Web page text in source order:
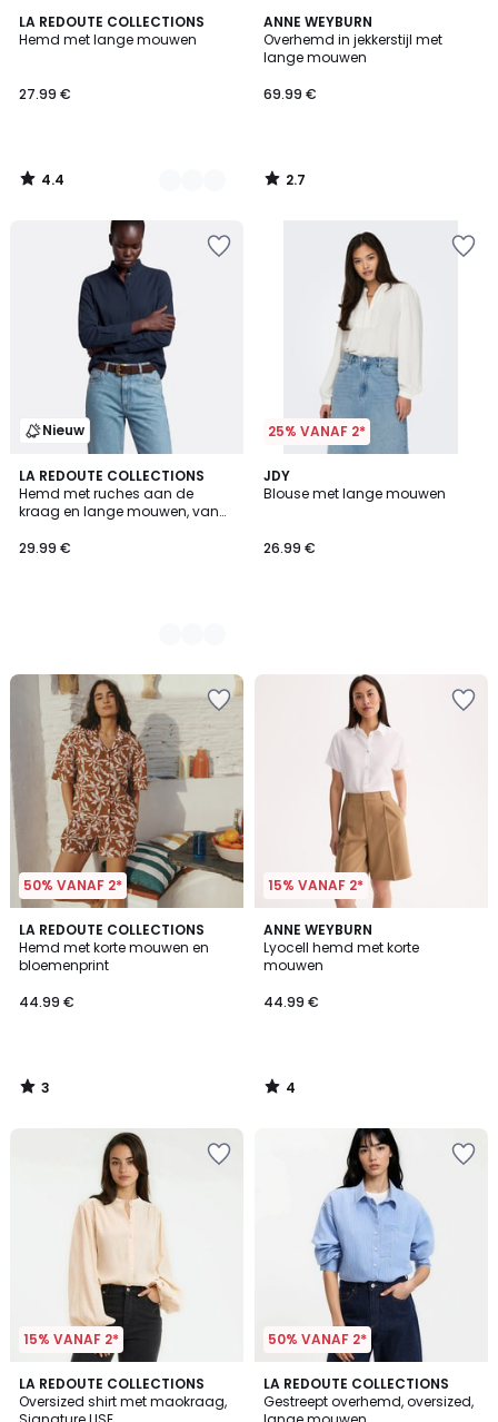
LA REDOUTE COLLECTIONS
Hemd met lange mouwen
27.99 €
4.4
/ 5
4
Kleuren
4.4
/
ANNE WEYBURN
Overhemd in jekkerstijl met
lange mouwen
69.99 €
2.7
/ 5
2.7
/
Nieuw
LA REDOUTE COLLECTIONS
Hemd met ruches aan de
kraag en lange mouwen, van
29.99 €
3
Kleuren
25% VANAF 2*
JDY
Blouse met lange mouwen
26.99 €
50% VANAF 2*
LA REDOUTE COLLECTIONS
Hemd met korte mouwen en
bloemenprint
44.99 €
3
/
5
3
/
15% VANAF 2*
ANNE WEYBURN
Lyocell hemd met korte
mouwen
44.99 €
4
/
5
4
/
15% VANAF 2*
LA REDOUTE COLLECTIONS
Oversized shirt met maokraag,
4.5
/ 5
3
Kleuren
50% VANAF 2*
LA REDOUTE COLLECTIONS
Gestreept overhemd, oversized,
4
/
5